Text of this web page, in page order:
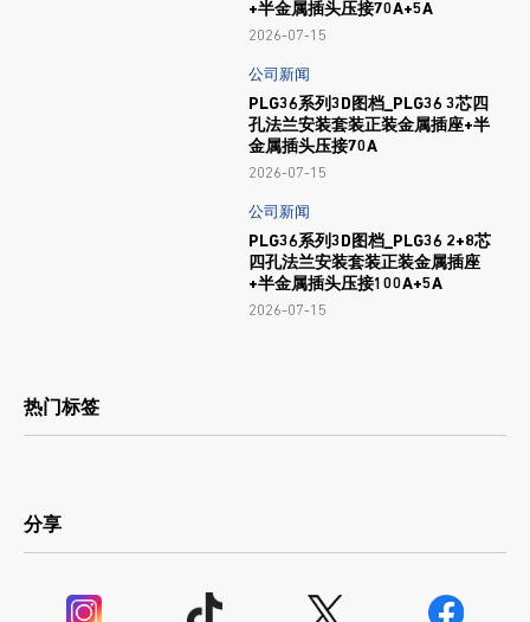
+半金属插头压接70A+5A
2026-07-15
公司新闻
PLG36系列3D图档_PLG36 3芯四
孔法兰安装套装正装金属插座+半
金属插头压接70A
2026-07-15
公司新闻
PLG36系列3D图档_PLG36 2+8芯
四孔法兰安装套装正装金属插座
+半金属插头压接100A+5A
2026-07-15
热门标签
分享